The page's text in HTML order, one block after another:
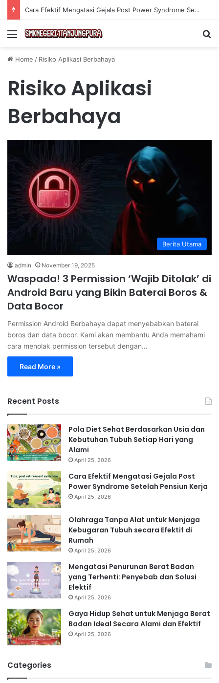
Cara Efektif Mengatasi Gejala Post Power Syndrome Setelah Pensiun Kerja
Menu
Home / Risiko Aplikasi Berbahaya
Risiko Aplikasi
Berbahaya
Berita Utama
admin November 19, 2025
Waspada! 3 Permission ‘Wajib Ditolak’ di
Android Baru yang Bikin Baterai Boros &
Data Bocor
Permission Android Berbahaya dapat menyebabkan baterai
boros dan data bocor. Kami akan membantu Anda memahami
cara menolak permission tersebut dengan…
Read More »
Recent Posts
Pola Diet Sehat Berdasarkan Usia dan
Kebutuhan Tubuh Setiap Hari yang
Alami
April 25, 2026
Cara Efektif Mengatasi Gejala Post
Power Syndrome Setelah Pensiun Kerja
April 25, 2026
Olahraga Tanpa Alat untuk Menjaga
Kebugaran Tubuh secara Efektif di
Rumah
April 25, 2026
Mengatasi Penurunan Berat Badan
yang Terhenti: Penyebab dan Solusi
Efektif
April 25, 2026
Gaya Hidup Sehat untuk Menjaga Berat
Badan Ideal Secara Alami dan Efektif
April 25, 2026
Categories